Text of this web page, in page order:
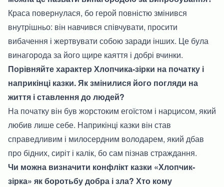
Краса повернулася, бо герой повністю змінився
внутрішньо: він навчився співчувати, просити
вибачення і жертвувати собою заради інших. Це була
винагорода за його щире каяття і добрі вчинки.
Порівняйте характер Хлопчика-зірки на початку і
наприкінці казки. Як змінилися його погляди на
життя і ставлення до людей?
На початку він був жорстоким егоїстом і нарцисом, який
любив лише себе. Наприкінці казки він став
справедливим і милосердним володарем, який дбав
про бідних, сиріт і калік, бо сам пізнав страждання.
Чи можна визначити конфлікт казки «Хлопчик-
зірка» як боротьбу добра і зла? Хто кому